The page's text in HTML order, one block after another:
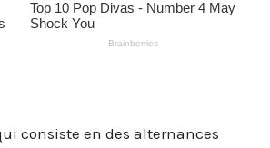
consiste en des alternances